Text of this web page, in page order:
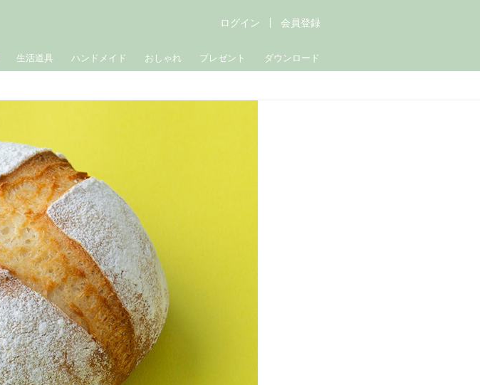
生活道具 ハンドメイド おしゃれ プレゼント ダウンロード
ログイン 会員登録